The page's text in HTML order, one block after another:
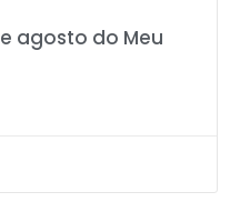
agosto do Meu